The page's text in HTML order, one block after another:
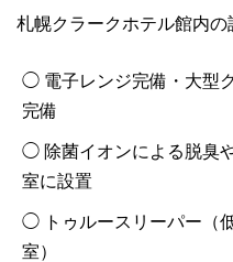
札幌クラークホテル館内の
◯ 電子レンジ完備・大型
完備
◯ 除菌イオンによる脱臭
室に設置
◯ トゥルースリーパー（
室）